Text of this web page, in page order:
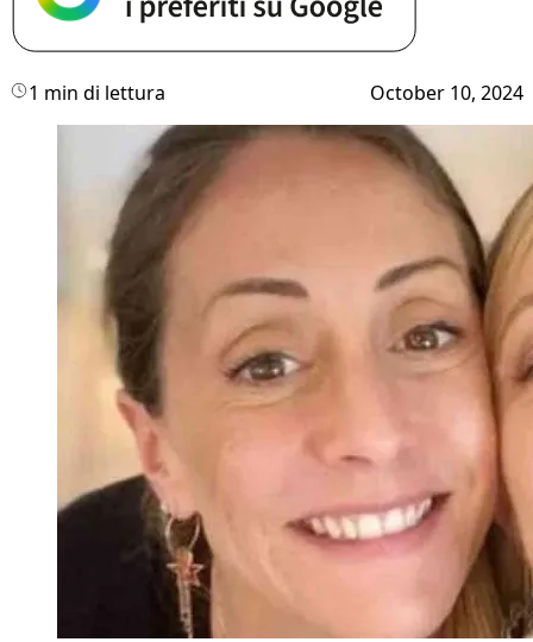
1 min di lettura October 10, 2024